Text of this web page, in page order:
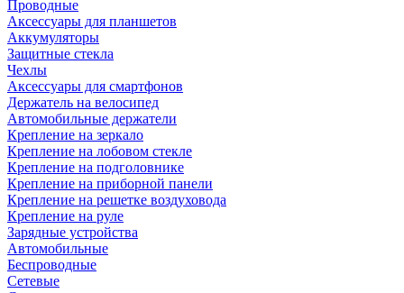
Проводные
Аксессуары для планшетов
Аккумуляторы
Защитные стекла
Чехлы
Аксессуары для смартфонов
Держатель на велосипед
Автомобильные держатели
Крепление на зеркало
Крепление на лобовом стекле
Крепление на подголовнике
Крепление на приборной панели
Крепление на решетке воздуховода
Крепление на руле
Зарядные устройства
Автомобильные
Беспроводные
Сетевые